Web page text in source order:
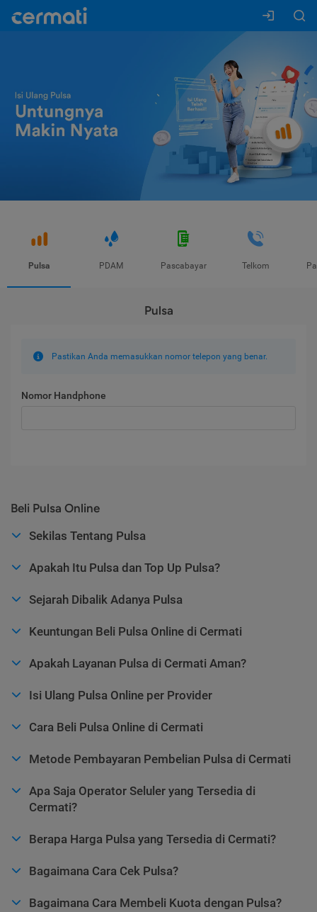
Pulsa PDAM Pascabayar Telkom
Pulsa
Pastikan Anda memasukkan nomor telepon yang benar.
Nomor Handphone
Beli Pulsa Online
Sekilas Tentang Pulsa
Apakah Itu Pulsa dan Top Up Pulsa?
Sejarah Dibalik Adanya Pulsa
Keuntungan Beli Pulsa Online di Cermati
Apakah Layanan Pulsa di Cermati Aman?
Isi Ulang Pulsa Online per Provider
Cara Beli Pulsa Online di Cermati
Metode Pembayaran Pembelian Pulsa di Cermati
Apa Saja Operator Seluler yang Tersedia di
Cermati?
Berapa Harga Pulsa yang Tersedia di Cermati?
Bagaimana Cara Cek Pulsa?
Bagaimana Cara Membeli Kuota dengan Pulsa?